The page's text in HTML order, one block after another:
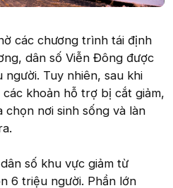
các chương trình tái định
dân số Viễn Đông được
Tuy nhiên, sau khi
các khoản hỗ trợ bị cắt giảm,
nơi sinh sống và làn
số khu vực giảm từ
6 triệu người. Phần lớn